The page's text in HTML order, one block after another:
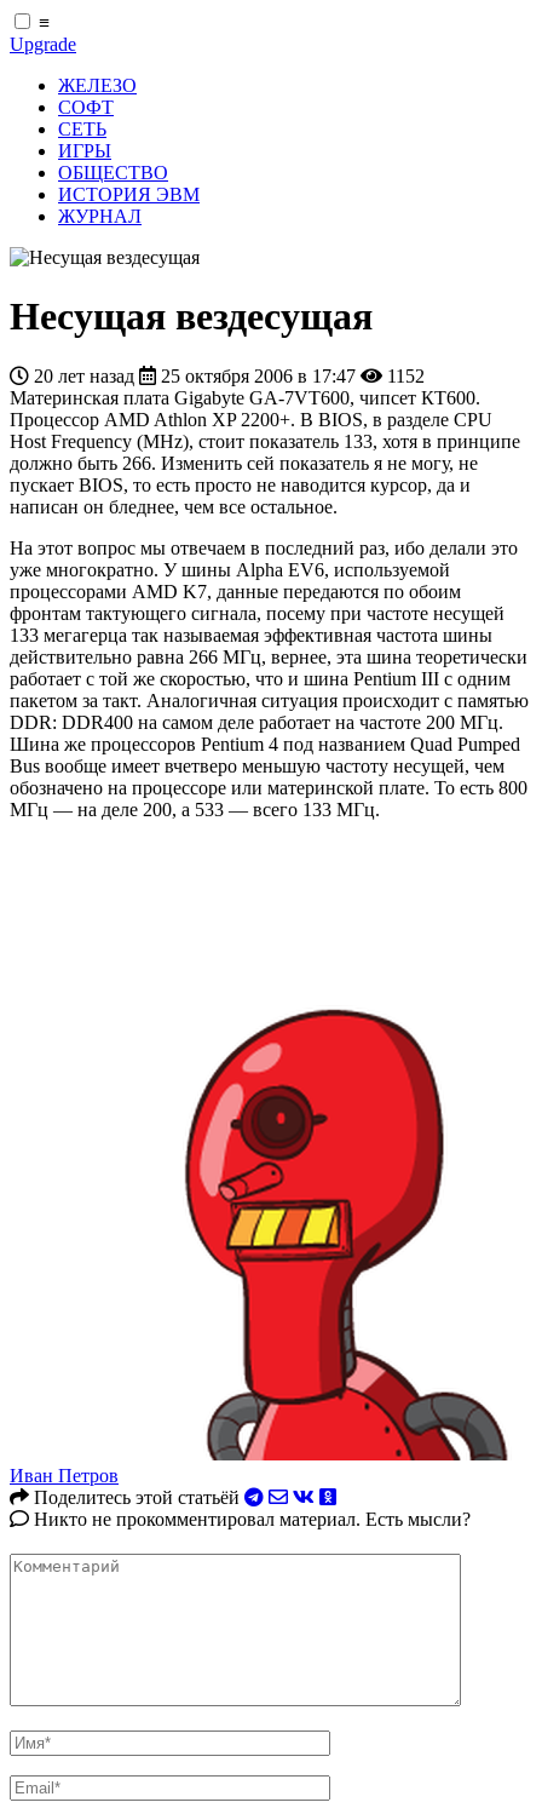
≡
Upgrade
ЖЕЛЕЗО
СОФТ
СЕТЬ
ИГРЫ
ОБЩЕСТВО
ИСТОРИЯ ЭВМ
ЖУРНАЛ
Несущая вездесущая
20 лет назад 25 октября 2006 в 17:47
1152
Материнская плата Gigabyte GA-7VT600, чипсет КТ600.
Процессор AMD Athlon XP 2200+. В BIOS, в разделе CPU
Host Frequency (MHz), стоит показатель 133, хотя в принципе
должно быть 266. Изменить сей показатель я не могу, не
пускает BIOS, то есть просто не наводится курсор, да и
написан он бледнее, чем все остальное.
На этот вопрос мы отвечаем в последний раз, ибо делали это
уже многократно. У шины Alpha EV6, используемой
процессорами AMD K7, данные передаются по обоим
фронтам тактующего сигнала, посему при частоте несущей
133 мегагерца так называемая эффективная частота шины
действительно равна 266 МГц, вернее, эта шина теоретически
работает с той же скоростью, что и шина Pentium III с одним
пакетом за такт. Аналогичная ситуация происходит с памятью
DDR: DDR400 на самом деле работает на частоте 200 МГц.
Шина же процессоров Pentium 4 под названием Quad Pumped
Bus вообще имеет вчетверо меньшую частоту несущей, чем
обозначено на процессоре или материнской плате. То есть 800
МГц — на деле 200, а 533 — всего 133 МГц.
Иван Петров
Поделитесь этой статьёй
Никто не прокомментировал материал. Есть мысли?